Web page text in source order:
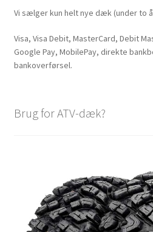
Vi sælger kun helt nye dæk (under to
Visa, Visa Debit, MasterCard, Debit
Google Pay, MobilePay, direkte
bankoverførsel.
Brug for ATV-dæk?